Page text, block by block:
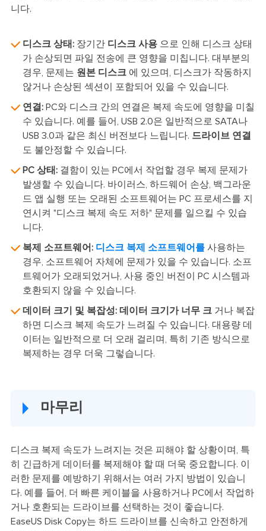
니다.
디스크 상태:장기간 디스크 사용으로 인해 디스크 상태
가 손상되면 파일 전송에 큰 영향을 미칩니다. 대부분의
경우, 문제는 원본 디스크에 있으며, 디스크가 작동하지
않거나 손상된 섹션이 포함되어 있을 수 있습니다.
연결:PC와 디스크 간의 연결은 복제 속도에 영향을 미칠
수 있습니다. 예를 들어, USB 2.0은 일반적으로 SATA나
USB 3.0과 같은 최신 버전보다 느립니다. 드라이브 연결
도 불안정할 수 있습니다.
PC 상태:결함이 있는 PC에서 작업할 경우 복제 문제가
발생할 수 있습니다. 바이러스, 하드웨어 손상, 백그라운
드 앱 실행 또는 오래된 소프트웨어는 PC 프로세스를 지
연시켜 "디스크 복제 속도 저하" 문제를 일으킬 수 있습
니다.
복제 소프트웨어: 디스크 복제 소프트웨어를사용하는
경우, 소프트웨어 자체에 문제가 있을 수 있습니다. 소프
트웨어가 오래되었거나, 사용 중인 버전이 PC 시스템과
호환되지 않을 수 있습니다.
데이터 크기 및 복잡성: 데이터 크기가 너무 크거나 복잡
하면 디스크 복제 속도가 느려질 수 있습니다. 대용량 데
이터는 일반적으로 더 오래 걸리며, 특히 기존 방식으로
복제하는 경우 더욱 그렇습니다.
마무리
디스크 복제 속도가 느려지는 것은 피해야 할 상황이며, 특
히 긴급하게 데이터를 복제해야 할 때 더욱 중요합니다. 이
러한 문제를 예방하기 위해서는 여러 가지 방법이 있습니
다. 예를 들어, 더 빠른 케이블을 사용하거나 PC에서 작업하
거나 호환되는 드라이브를 선택하는 것이 좋습니다.
EaseUS Disk Copy는 하드 드라이브를 신속하고 안전하게